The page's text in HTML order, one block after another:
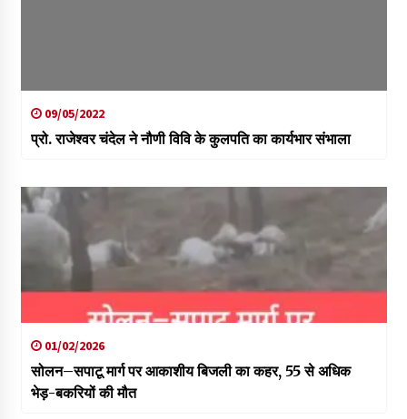
09/05/2022
प्रो. राजेश्वर चंदेल ने नौणी विवि के कुलपति का कार्यभार संभाला
01/02/2026
सोलन–सपाटू मार्ग पर आकाशीय बिजली का कहर, 55 से अधिक
भेड़-बकरियों की मौत